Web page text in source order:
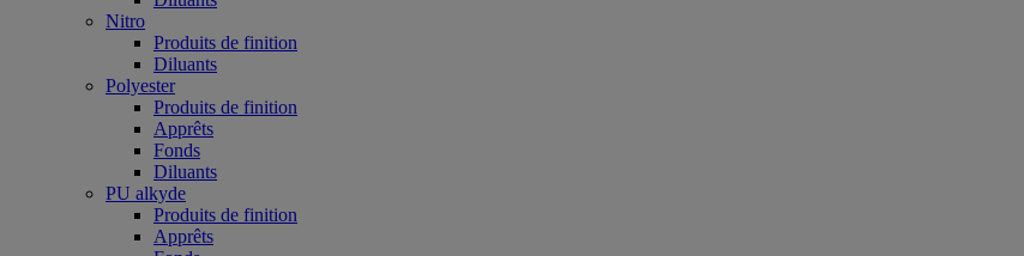
Nitro
Produits de finition
Diluants
Polyester
Produits de finition
Apprêts
Fonds
Diluants
PU alkyde
Produits de finition
Apprêts